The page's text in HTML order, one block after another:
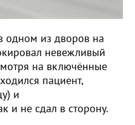
из дворов на
невежливый
на включённые
пациент,
и
и не сдал в сторону.